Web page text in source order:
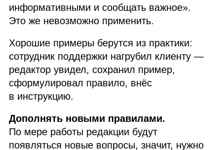
информативными и сообщать важное».
Это же невозможно применить.
Хорошие примеры берутся из практики:
сотрудник поддержки нагрубил клиенту —
редактор увидел, сохранил пример,
сформулировал правило, внёс
в инструкцию.
Дополнять новыми правилами.
По мере работы редакции будут
появляться новые вопросы, значит, нужно